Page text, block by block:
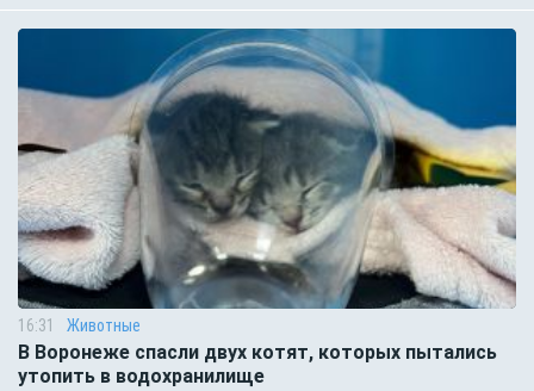
16:31 Животные
В Воронеже спасли двух котят, которых пытались
утопить в водохранилище